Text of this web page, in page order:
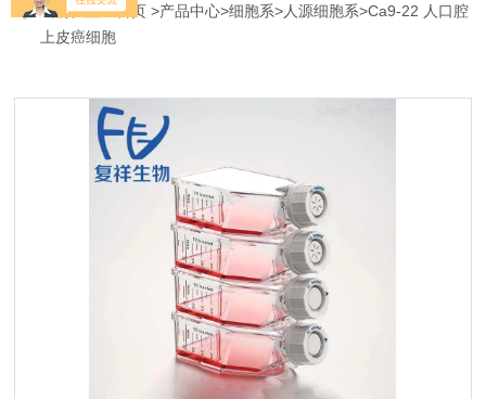
当前位置：首页>产品中心>细胞系>人源细胞系>Ca9-22 人口腔
上皮癌细胞